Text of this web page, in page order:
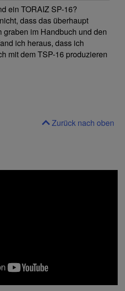
ein TORAIZ SP-16?
dass das überhaupt
graben im Handbuch und den
ich heraus, dass ich
mit dem TSP-16 produzieren
Zurück nach oben